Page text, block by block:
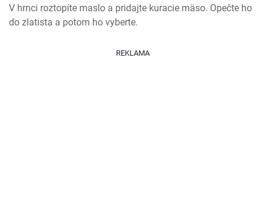
V hrnci roztopíte maslo a pridajte kuracie mäso. Opečte ho
do zlatista a potom ho vyberte.
REKLAMA